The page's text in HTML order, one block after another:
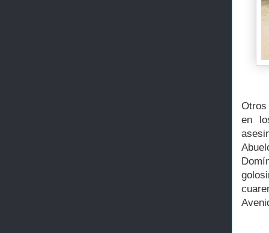
Otros
en